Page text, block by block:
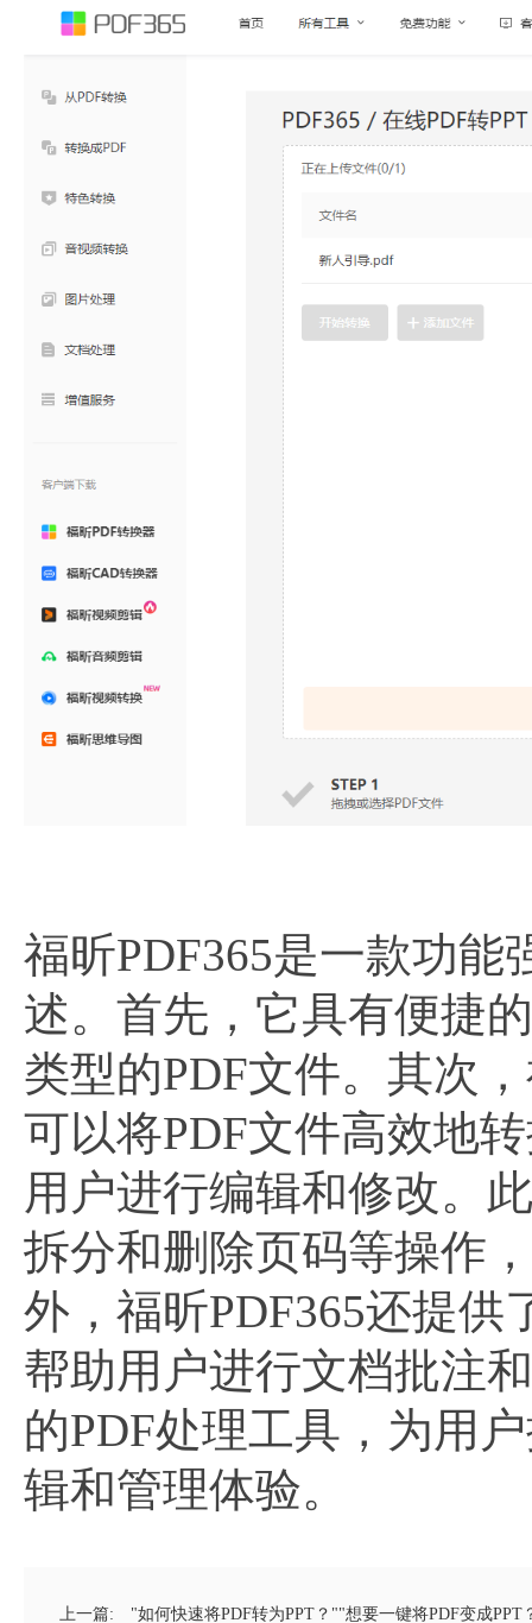
福昕PDF365是一款功能
述。首先，它具有便捷
类型的PDF文件。其次
可以将PDF文件高效地
用户进行编辑和修改。
拆分和删除页码等操作
外，福昕PDF365还提
帮助用户进行文档批注
的PDF处理工具，为用
辑和管理体验。
上一篇: "如何快速将PDF转为PPT？""想要一键将PDF变成PPT